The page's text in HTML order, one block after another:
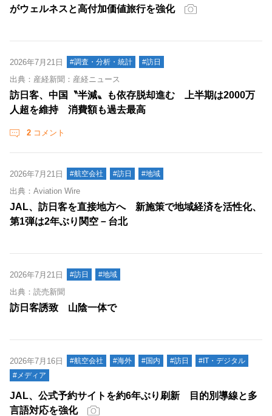
がウェルネスと高付加価値旅行を強化
2026年7月21日 #調査・分析・統計 #訪日
出典：産経新聞：産経ニュース
訪日客、中国〝半減〟も依存脱却進む 上半期は2000万
人超を維持 消費額も過去最高
2 コメント
2026年7月21日 #航空会社 #訪日 #地域
出典：Aviation Wire
JAL、訪日客を直接地方へ 新施策で地域経済を活性化、
第1弾は2年ぶり関空－台北
2026年7月21日 #訪日 #地域
出典：読売新聞
訪日客誘致 山陰一体で
2026年7月16日 #航空会社 #海外 #国内 #訪日
#IT・デジタル
#メディア
JAL、公式予約サイトを約6年ぶり刷新 目的別導線と多
言語対応を強化